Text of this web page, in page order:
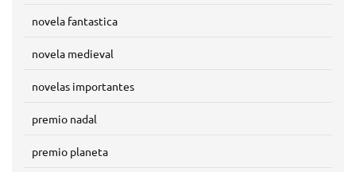
novela fantastica
novela medieval
novelas importantes
premio nadal
premio planeta